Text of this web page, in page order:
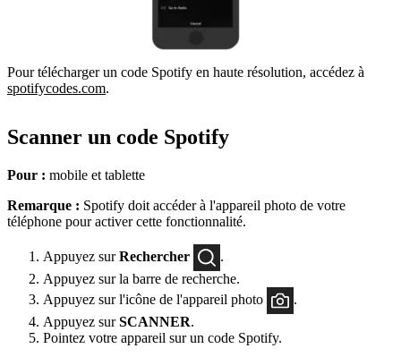
Pour télécharger un code Spotify en haute résolution, accédez à
spotifycodes.com.
Scanner un code Spotify
Pour : mobile et tablette
Remarque : Spotify doit accéder à l'appareil photo de votre
téléphone pour activer cette fonctionnalité.
Appuyez surRechercher
.
Appuyez sur la barre de recherche.
Appuyez sur l'icône de l'appareil photo
.
Appuyez surSCANNER.
Pointez votre appareil sur un code Spotify.